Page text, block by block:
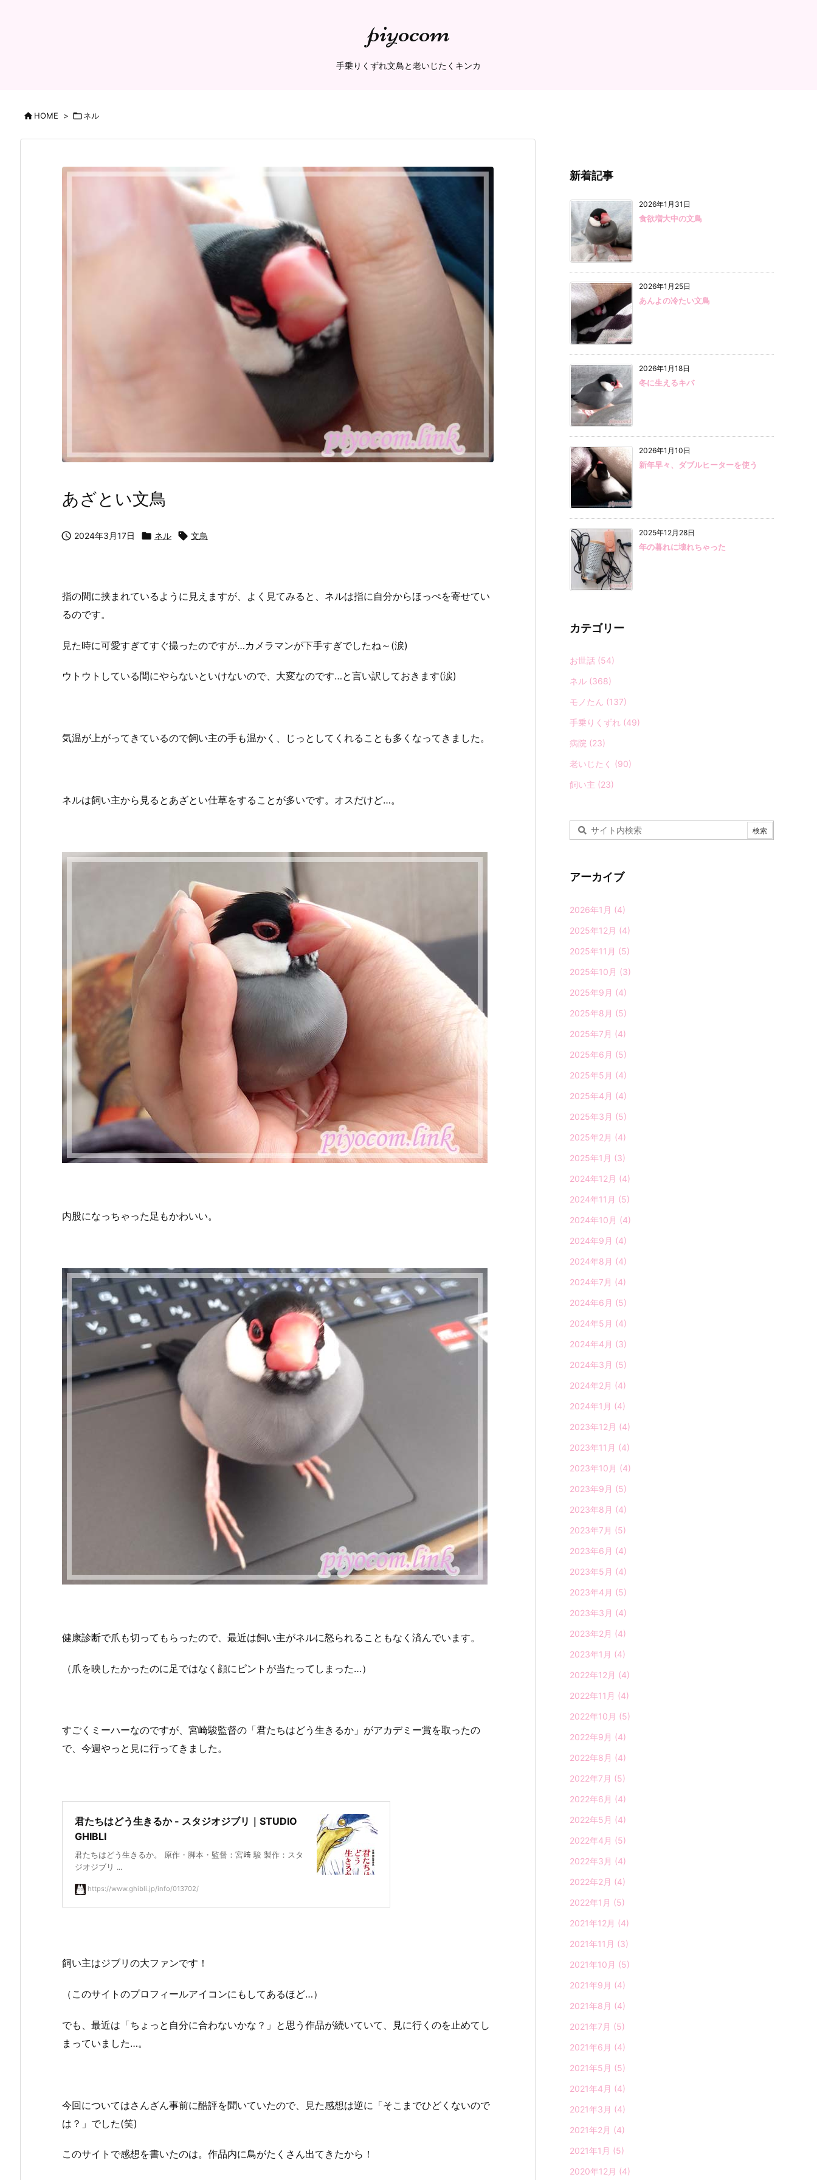
piyocom
手乗りくずれ文鳥と老いじたくキンカ
HOME > ネル
あざとい文鳥
 2024年3月17日  ネル  文鳥
指の間に挟まれているように見えますが、よく見てみると、ネルは指に自分からほっぺを寄せてい
るのです。
見た時に可愛すぎてすぐ撮ったのですが…カメラマンが下手すぎでしたね～(涙)
ウトウトしている間にやらないといけないので、大変なのです…と言い訳しておきます(涙)
気温が上がってきているので飼い主の手も温かく、じっとしてくれることも多くなってきました。
ネルは飼い主から見るとあざとい仕草をすることが多いです。オスだけど…。
内股になっちゃった足もかわいい。
健康診断で爪も切ってもらったので、最近は飼い主がネルに怒られることもなく済んでいます。
（爪を映したかったのに足ではなく顔にピントが当たってしまった…）
すごくミーハーなのですが、宮崎駿監督の「君たちはどう生きるか」がアカデミー賞を取ったの
で、今週やっと見に行ってきました。
君たちはどう生きるか - スタジオジブリ｜STUDIO
GHIBLI
君たちはどう生きるか。 原作・脚本・監督：宮﨑 駿 製作：スタ
ジオジブリ ...
https://www.ghibli.jp/info/013702/
飼い主はジブリの大ファンです！
（このサイトのプロフィールアイコンにもしてあるほど…）
でも、最近は「ちょっと自分に合わないかな？」と思う作品が続いていて、見に行くのを止めてし
まっていました…。
今回についてはさんざん事前に酷評を聞いていたので、見た感想は逆に「そこまでひどくないので
は？」でした(笑)
このサイトで感想を書いたのは。作品内に鳥がたくさん出てきたから！
新着記事
2026年1月31日
食欲増大中の文鳥
2026年1月25日
あんよの冷たい文鳥
2026年1月18日
冬に生えるキバ
2026年1月10日
新年早々、ダブルヒーターを使う
2025年12月28日
年の暮れに壊れちゃった
カテゴリー
お世話 (54)
ネル (368)
モノたん (137)
手乗りくずれ (49)
病院 (23)
老いじたく (90)
飼い主 (23)
アーカイブ
2026年1月 (4)
2025年12月 (4)
2025年11月 (5)
2025年10月 (3)
2025年9月 (4)
2025年8月 (5)
2025年7月 (4)
2025年6月 (5)
2025年5月 (4)
2025年4月 (4)
2025年3月 (5)
2025年2月 (4)
2025年1月 (3)
2024年12月 (4)
2024年11月 (5)
2024年10月 (4)
2024年9月 (4)
2024年8月 (4)
2024年7月 (4)
2024年6月 (5)
2024年5月 (4)
2024年4月 (3)
2024年3月 (5)
2024年2月 (4)
2024年1月 (4)
2023年12月 (4)
2023年11月 (4)
2023年10月 (4)
2023年9月 (5)
2023年8月 (4)
2023年7月 (5)
2023年6月 (4)
2023年5月 (4)
2023年4月 (5)
2023年3月 (4)
2023年2月 (4)
2023年1月 (4)
2022年12月 (4)
2022年11月 (4)
2022年10月 (5)
2022年9月 (4)
2022年8月 (4)
2022年7月 (5)
2022年6月 (4)
2022年5月 (4)
2022年4月 (5)
2022年3月 (4)
2022年2月 (4)
2022年1月 (5)
2021年12月 (4)
2021年11月 (3)
2021年10月 (5)
2021年9月 (4)
2021年8月 (4)
2021年7月 (5)
2021年6月 (4)
2021年5月 (5)
2021年4月 (4)
2021年3月 (4)
2021年2月 (4)
2021年1月 (5)
2020年12月 (4)